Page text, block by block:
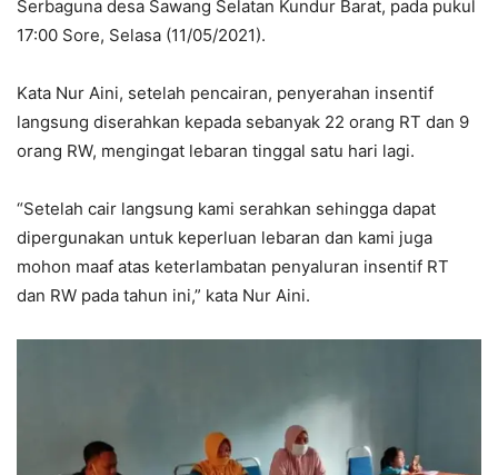
Serbaguna desa Sawang Selatan Kundur Barat, pada pukul
17:00 Sore, Selasa (11/05/2021).
Kata Nur Aini, setelah pencairan, penyerahan insentif
langsung diserahkan kepada sebanyak 22 orang RT dan 9
orang RW, mengingat lebaran tinggal satu hari lagi.
“Setelah cair langsung kami serahkan sehingga dapat
dipergunakan untuk keperluan lebaran dan kami juga
mohon maaf atas keterlambatan penyaluran insentif RT
dan RW pada tahun ini,” kata Nur Aini.